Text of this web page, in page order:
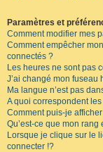
Paramètres et
Comment modifier mes
Comment empêcher
connectés ?
Les heures ne sont pas
J’ai changé mon fuseau
Ma langue n’est pas
A quoi correspondent
Comment puis-je
Qu’est-ce que mon
Lorsque je clique sur le
connecter !?